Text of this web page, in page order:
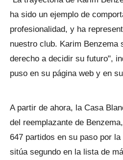
ha sido un ejemplo de
profesionalidad, y ha
nuestro club. Karim Benzema
derecho a decidir su futuro",
puso en su página web y en
A partir de ahora, la Casa
del reemplazante de
647 partidos en su paso por
sitúa segundo en la lista de